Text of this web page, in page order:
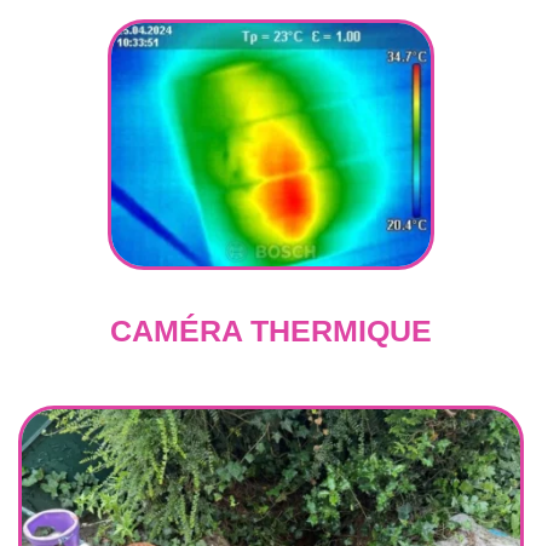
CAMÉRA THERMIQUE